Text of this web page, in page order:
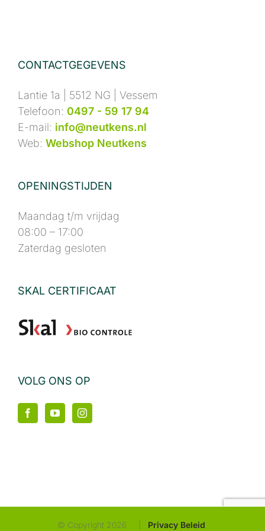
CONTACTGEGEVENS
Lantie 1a | 5512 NG | Vessem
Telefoon: 0497 - 59 17 94
E-mail: info@neutkens.nl
Web: Webshop Neutkens
OPENINGSTIJDEN
Maandag t/m vrijdag
08:00 – 17:00
Zaterdag gesloten
SKAL CERTIFICAAT
VOLG ONS OP
© Copyright 2026 | Privacy Beleid